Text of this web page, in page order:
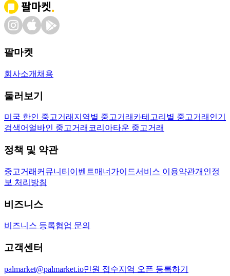
팔마켓
회사소개 채용
둘러보기
미국 한인 중고거래 지역별 중고거래 카테고리별 중고거래 인기
검색어 얼바인 중고거래 코리아타운 중고거래
정책 및 약관
중고거래 커뮤니티 이벤트매너가이드서비스 이용약관개인정
보 처리방침
비즈니스
비즈니스 등록협업 문의
고객센터
palmarket@palmarket.io민원 접수지역 오픈 등록하기